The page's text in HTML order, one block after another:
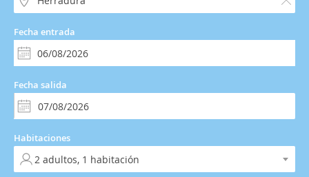
Fecha entrada
Fecha salida
Habitaciones